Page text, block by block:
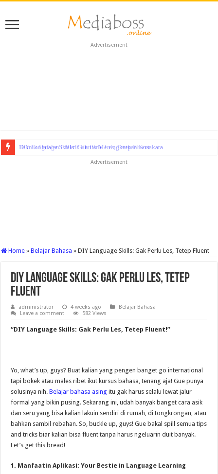
Advertisement
Teknik Hafalan Efektif Untuk Meningkatkan Kosakata
Advertisement
Home » Belajar Bahasa » DIY Language Skills: Gak Perlu Les, Tetep Fluent
DIY Language Skills: Gak Perlu Les, Tetep
Fluent
administrator 4 weeks ago
Belajar Bahasa
Leave a comment
582 Views
“DIY Language Skills: Gak Perlu Les, Tetep Fluent!”
Yo, what’s up, guys? Buat kalian yang pengen banget go international
tapi bokek atau males ribet ikut kursus bahasa, tenang aja! Gue punya
solusinya nih.Belajar bahasa asing itu gak harus selalu lewat jalur
formal yang bikin pusing. Sekarang ini, udah banyak banget cara asik
dan seru yang bisa kalian lakuin sendiri di rumah, di tongkrongan, atau
bahkan sambil rebahan. So, buckle up, guys! Gue bakal spill semua tips
and tricks biar kalian bisa fluent tanpa harus ngeluarin duit banyak.
Let’s get this bread!
1. Manfaatin Aplikasi: Your Bestie in Language Learning